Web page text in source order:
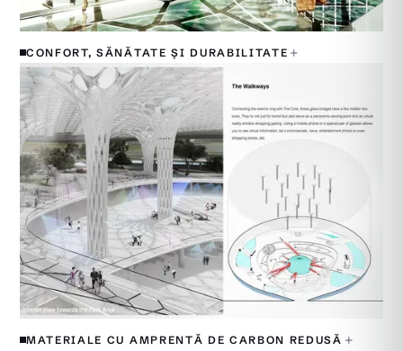
CONFORT, SĂNĂTATE ȘI DURABILITATE +
MATERIALE CU AMPRENTĂ DE CARBON REDUSĂ +